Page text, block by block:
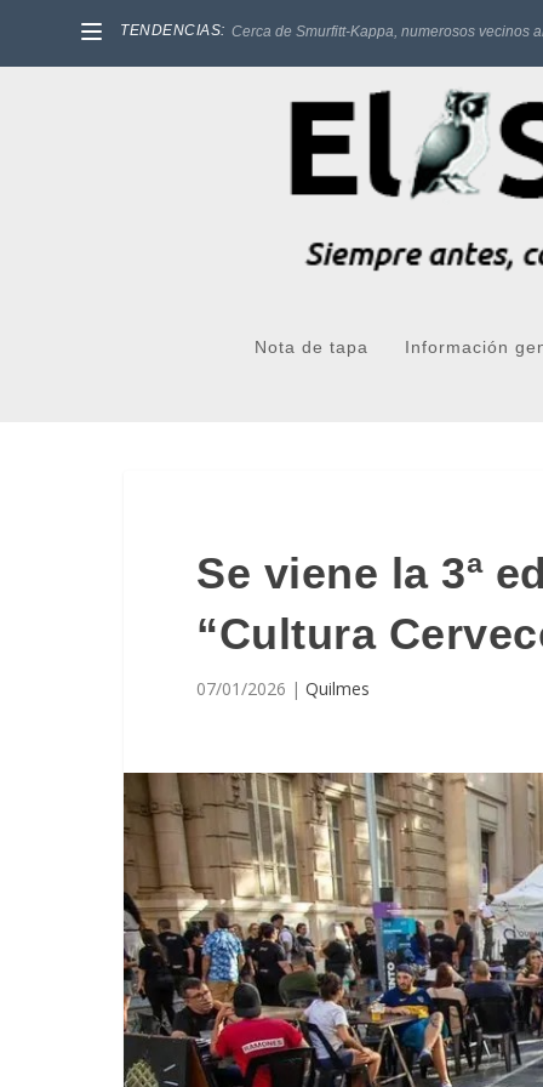
TENDENCIAS: Cerca de Smurfitt-Kappa, numerosos vecinos
Nota de tapa Información
Se viene la 3ª
“Cultura
07/01/2026 | Quilmes